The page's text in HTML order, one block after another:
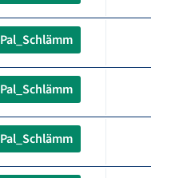
Pal_Schlämm
Pal_Schlämm
Pal_Schlämm